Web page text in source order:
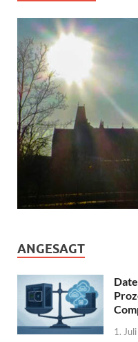
ANGESAGT
1.